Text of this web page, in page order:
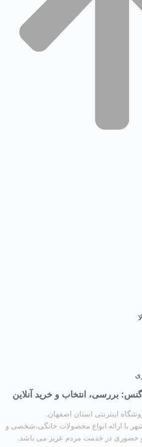
انتخاب و خرید آنلاین
اینترنتی استان اصفهان.
انواع محصولات خانگی،شخصی و
در خدمت مردم عزیز می باشد.